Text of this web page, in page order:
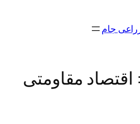
جام
اقتصاد مقاومتی